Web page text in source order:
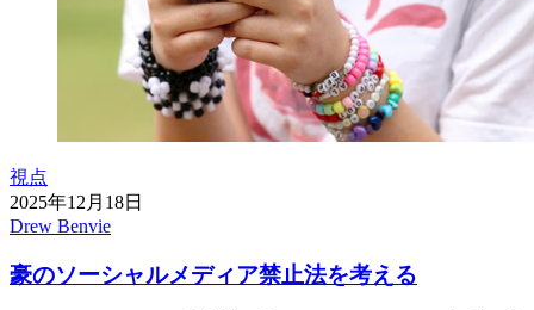
視点
2025年12月18日
Drew Benvie
豪のソーシャルメディア禁止法を考える